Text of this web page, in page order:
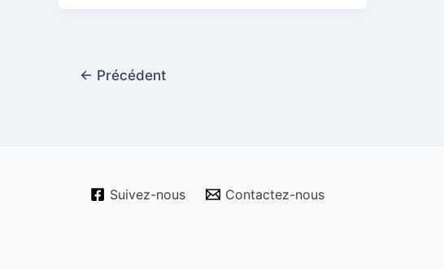
Pagination
← Précédent
Suivez-nous Contactez-nous